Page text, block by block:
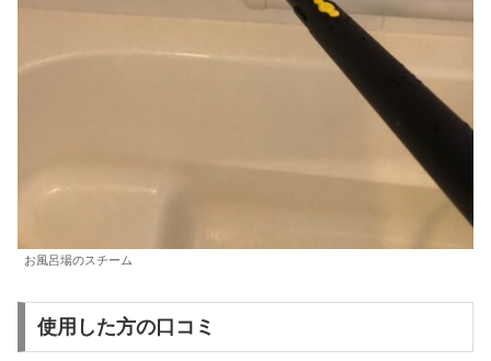
お風呂場のスチーム
使用した方の口コミ